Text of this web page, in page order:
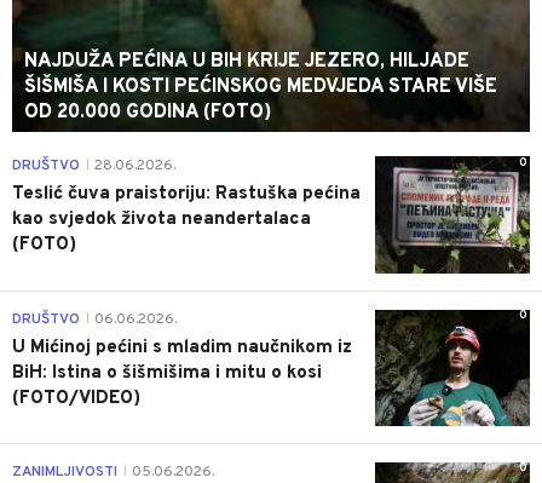
NAJDUŽA PEĆINA U BIH KRIJE JEZERO, HILJADE
ŠIŠMIŠA I KOSTI PEĆINSKOG MEDVJEDA STARE VIŠE
OD 20.000 GODINA (FOTO)
0
DRUŠTVO 28.06.2026.
Teslić čuva praistoriju: Rastuška pećina
kao svjedok života neandertalaca
(FOTO)
0
DRUŠTVO 06.06.2026.
U Mićinoj pećini s mladim naučnikom iz
BiH: Istina o šišmišima i mitu o kosi
(FOTO/VIDEO)
0
ZANIMLJIVOSTI 05.06.2026.